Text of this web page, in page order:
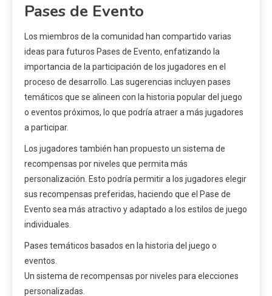
Pases de Evento
Los miembros de la comunidad han compartido varias
ideas para futuros Pases de Evento, enfatizando la
importancia de la participación de los jugadores en el
proceso de desarrollo. Las sugerencias incluyen pases
temáticos que se alineen con la historia popular del juego
o eventos próximos, lo que podría atraer a más jugadores
a participar.
Los jugadores también han propuesto un sistema de
recompensas por niveles que permita más
personalización. Esto podría permitir a los jugadores elegir
sus recompensas preferidas, haciendo que el Pase de
Evento sea más atractivo y adaptado a los estilos de juego
individuales.
Pases temáticos basados en la historia del juego o
eventos.
Un sistema de recompensas por niveles para elecciones
personalizadas.